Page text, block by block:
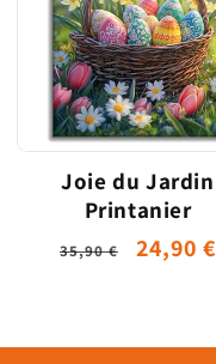
Joie du Jardin
Printanier
Prix
35,90 €
Prix
24,90 €